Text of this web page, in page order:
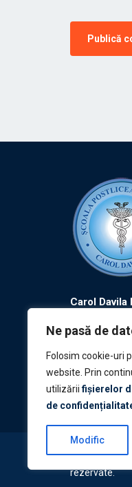
Ne pasă de
Folosim cookie-uri
website. Prin
utilizăriifișierelor
de
Modific
Carol Davila
Tradiție
© Şcoala
rezervate.